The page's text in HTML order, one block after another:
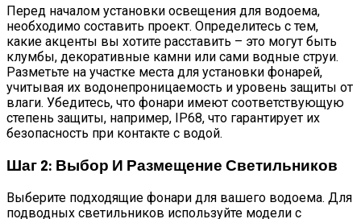
Перед началом установки освещения для водоема,
необходимо составить проект. Определитесь с тем,
какие акценты вы хотите расставить – это могут быть
клумбы, декоративные камни или сами водные струи.
Разметьте на участке места для установки фонарей,
учитывая их водонепроницаемость и уровень защиты от
влаги. Убедитесь, что фонари имеют соответствующую
степень защиты, например, IP68, что гарантирует их
безопасность при контакте с водой.
Шаг 2: Выбор И Размещение Светильников
Выберите подходящие фонари для вашего водоема. Для
подводных светильников используйте модели с